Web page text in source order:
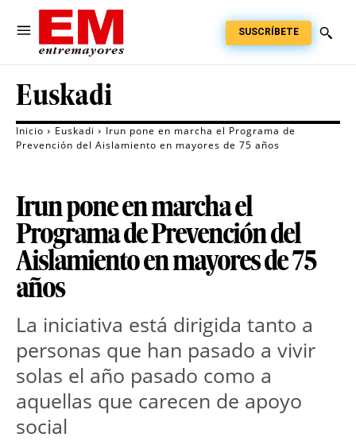
SUSCRÍBETE
Euskadi
Inicio Euskadi
Irun pone en marcha el Programa de
Prevención del Aislamiento en mayores de 75 años
Irun pone en marcha el
Programa de Prevención del
Aislamiento en mayores de 75
años
La iniciativa está dirigida tanto a
personas que han pasado a vivir
solas el año pasado como a
aquellas que carecen de apoyo
social